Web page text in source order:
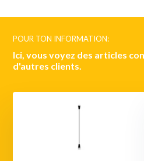
POUR TON INFORMATION:
Ici, vous voyez des articles
d'autres clients.